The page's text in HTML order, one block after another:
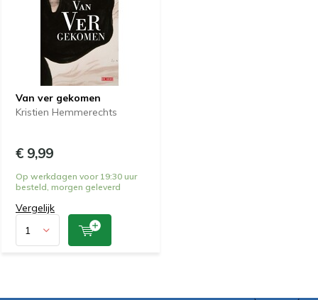
Van ver gekomen
Kristien Hemmerechts
€ 9,99
Op werkdagen voor 19:30 uur
besteld, morgen geleverd
Vergelijk